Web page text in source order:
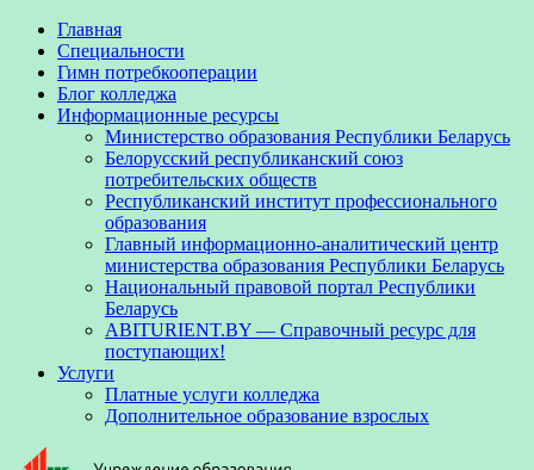
Главная
Специальности
Гимн потребкооперации
Блог колледжа
Информационные ресурсы
Министерство образования Республики Беларусь
Белорусский республиканский союз
потребительских обществ
Республиканский институт профессионального
образования
Главный информационно-аналитический центр
министерства образования Республики Беларусь
Национальный правовой портал Республики
Беларусь
ABITURIENT.BY — Справочный ресурс для
поступающих!
Услуги
Платные услуги колледжа
Дополнительное образование взрослых